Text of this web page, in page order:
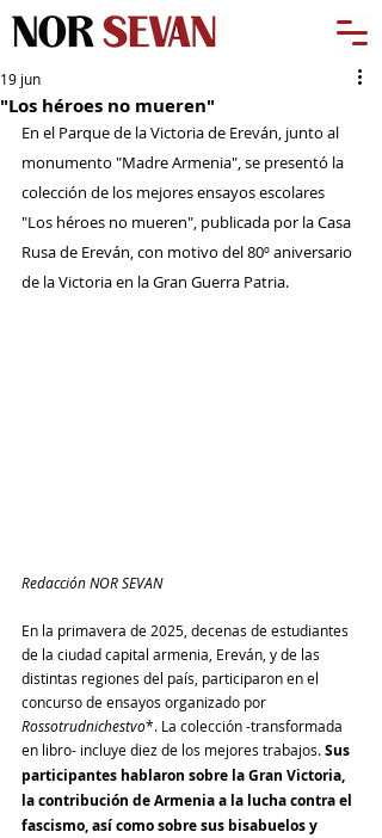
"Los héroes no mueren"
19 jun
En el Parque de la Victoria de Ereván, junto al
monumento "Madre Armenia", se presentó la
colección de los mejores ensayos escolares
"Los héroes no mueren", publicada por la Casa
Rusa de Ereván, con motivo del 80º aniversario
de la Victoria en la Gran Guerra Patria.
Redacción NOR SEVAN
En la primavera de 2025, decenas de estudiantes
de la ciudad capital armenia, Ereván, y de las
distintas regiones del país, participaron en el
concurso de ensayos organizado por
Rossotrudnichestvo*. La colección -transformada
en libro- incluye diez de los mejores trabajos. Sus
participantes hablaron sobre la Gran Victoria,
la contribución de Armenia a la lucha contra el
fascismo, así como sobre sus bisabuelos y